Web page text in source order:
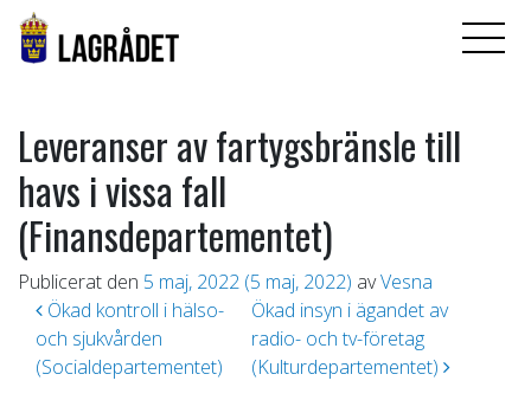
Leveranser av fartygsbränsle till
havs i vissa fall
(Finansdepartementet)
Publicerat den 5 maj, 2022 (5 maj, 2022) avVesna
Inläggsnavigering
Ökad kontroll i hälso-
och sjukvården
(Socialdepartementet)
Ökad insyn i ägandet av
radio- och tv-företag
(Kulturdepartementet)